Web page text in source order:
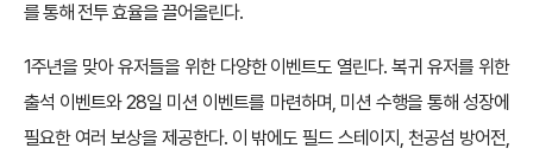
를 통해 전투 효율을 끌어올린다.
1주년을 맞아 유저들을 위한 다양한 이벤트도 열린다. 복귀 유저를 위한
출석 이벤트와 28일 미션 이벤트를 마련하며, 미션 수행을 통해 성장에
필요한 여러 보상을 제공한다. 이 밖에도 필드 스테이지, 천공섬 방어전,